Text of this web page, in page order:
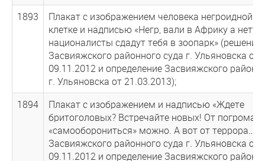
1893
Плакат с изображением человека негроидной
клетке и надписью «Негр, вали в Африку а нетто
националисты сдадут тебя в зоопарк» (решение
Засвияжского районного суда г. Ульяновска от
09.11.2012 и определение Засвияжского
г. Ульяновска от 21.03.2013);
1894
Плакат с изображением и надписью «Ждете
бритоголовых? Встречайте новых! От погрома
«самооборониться» можно. А вот от террора…»
Засвияжского районного суда г. Ульяновска от
09.11.2012 и определение Засвияжского